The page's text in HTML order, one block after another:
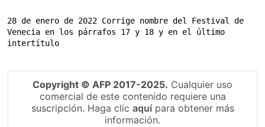
28 de enero de 2022 Corrige nombre del Festival de
Venecia en los párrafos 17 y 18 y en el último
intertítulo
Copyright © AFP 2017-2025. Cualquier uso
comercial de este contenido requiere una
suscripción. Haga clic aquípara obtener más
información.